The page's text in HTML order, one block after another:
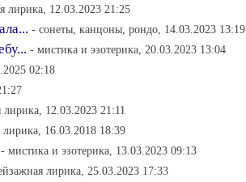
лирика, 12.03.2023 21:25
- сонеты, канцоны, рондо, 14.03.2023 13:19
- мистика и эзотерика, 20.03.2023 13:04
02:18
12.03.2023 21:11
16.03.2018 18:39
- мистика и эзотерика, 13.03.2023 09:13
лирика, 25.03.2023 17:33